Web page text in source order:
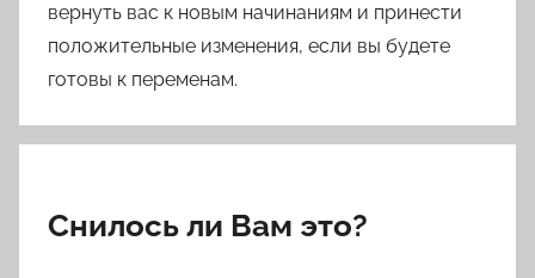
вернуть вас к новым начинаниям и принести
положительные изменения, если вы будете
готовы к переменам.
Снилось ли Вам это?